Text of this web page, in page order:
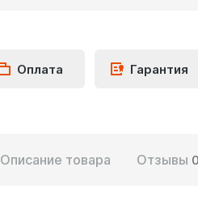
Оплата Гарантия
Описание товара Отзывы